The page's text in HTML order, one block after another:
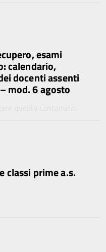
esami
calendario,
docenti assenti
mod. 6 agosto
classi prime a.s.